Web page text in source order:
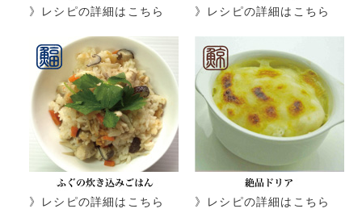
》レシピの詳細はこちら 》レシピの詳細はこちら
》レシピの詳細はこちら 》レシピの詳細はこちら